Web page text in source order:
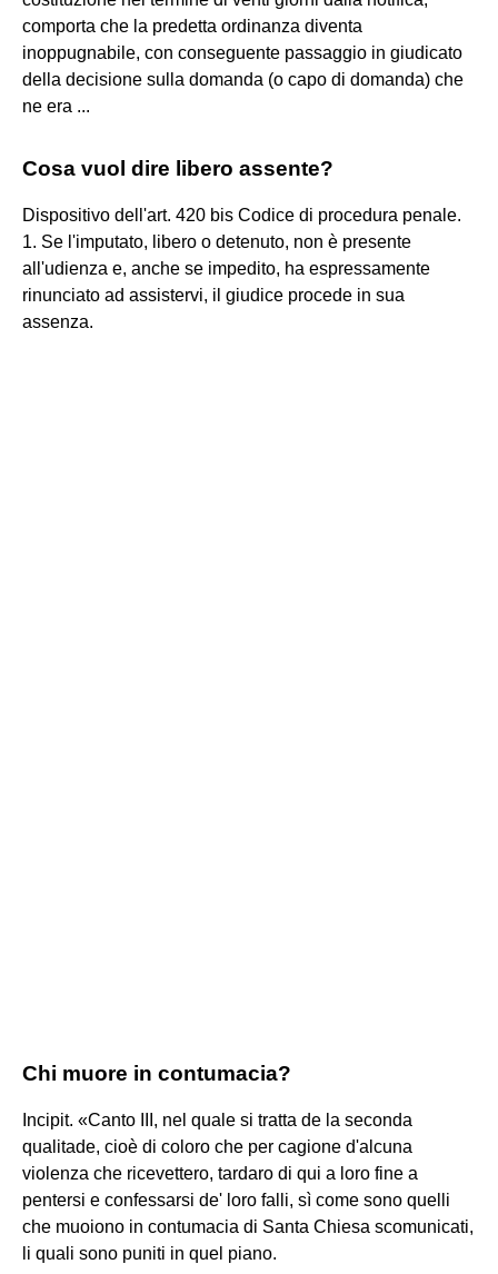
comporta che la predetta ordinanza diventa
inoppugnabile, con conseguente passaggio in giudicato
della decisione sulla domanda (o capo di domanda) che
ne era ...
Cosa vuol dire libero assente?
Dispositivo dell'art. 420 bis Codice di procedura penale.
1. Se l'imputato, libero o detenuto, non è presente
all'udienza e, anche se impedito, ha espressamente
rinunciato ad assistervi, il giudice procede in sua
assenza.
Chi muore in contumacia?
Incipit. «Canto III, nel quale si tratta de la seconda
qualitade, cioè di coloro che per cagione d'alcuna
violenza che ricevettero, tardaro di qui a loro fine a
pentersi e confessarsi de' loro falli, sì come sono quelli
che muoiono in contumacia di Santa Chiesa scomunicati,
li quali sono puniti in quel piano.